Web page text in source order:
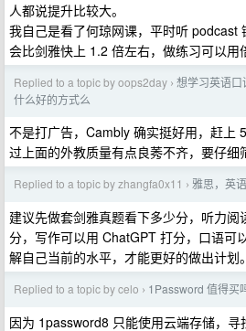
人都说提升比较大。
我自己是看了何琼网课，平时听 podcast
会比剑雅快上 1.2 倍左右，做练习可以用
Replied to a topic by oops2day › 想学习英语
什么好的方式么
不是打广告，Cambly 确实挺好用，赶上
过上面的外教质量有点良莠不齐，要仔细
Replied to a topic by zhangfa0x11 › 雅思，英语
建议先做套剑雅真题看下多少分，听力
分，写作可以用 ChatGPT 打分，口语可
解自己当前的水平，才能更好的做出计划。
Replied to a topic by celo › 1Password 值得买
因为 1password8 只能使用云端存储，寻